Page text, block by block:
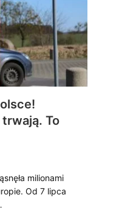
To
milionami
Od 7 lipca